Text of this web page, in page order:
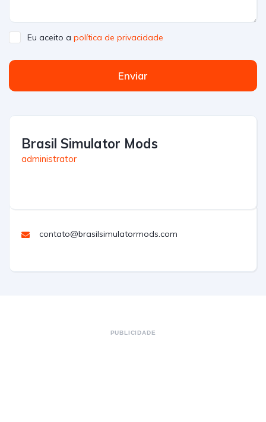
Eu aceito a política de privacidade
Enviar
Brasil Simulator Mods
administrator
contato@brasilsimulatormods.com
PUBLICIDADE